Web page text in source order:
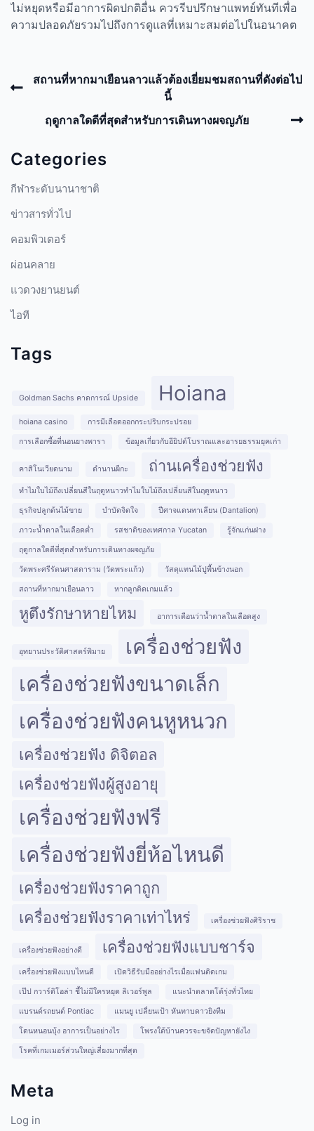
ไม่หยุดหรือมีอาการผิดปกติอื่น ควรรีบปรึกษาแพทย์ทันทีเพื่อ
ความปลอดภัยรวมไปถึงการดูแลที่เหมาะสมต่อไปในอนาคต
Post
Previous
สถานที่หากมาเยือนลาวแล้วต้องเยี่ยมชมสถานที่ดังต่อไป
นี้
ฤดูกาลใดดีที่สุดสำหรับการเดินทางผจญภัย
Categories
กีฬาระดับนานาชาติ
ข่าวสารทั่วไป
คอมพิวเตอร์
ผ่อนคลาย
แวดวงยานยนต์
ไอที
Tags
Goldman Sachs คาดการณ์ Upside Hoiana
hoiana casino การมีเลือดออกกระปริบกระปรอย
การเลือกซื้อที่นอนยางพารา ข้อมูลเกี่ยวกับอียิปต์โบราณและอารยธรรมยุคเก่า
คาสิโนเวียดนาม ตำนานผีกะ ถ่านเครื่องช่วยฟัง
ทำไมใบไม้ถึงเปลี่ยนสีในฤดูหนาวทำไมใบไม้ถึงเปลี่ยนสีในฤดูหนาว
ธุรกิจปลูกต้นไม้ขาย บำบัดจิตใจ ปีศาจแดนทาเลียน (Dantalion)
ภาวะน้ำตาลในเลือดต่ำ รสชาติของเทศกาล Yucatan รู้จักแก่นฝาง
ฤดูกาลใดดีที่สุดสำหรับการเดินทางผจญภัย
วัดพระศรีรัตนศาสดาราม (วัดพระแก้ว) วัสดุแทนไม้ปูพื้นข้างนอก
สถานที่หากมาเยือนลาว หากลูกติดเกมแล้ว
หูตึงรักษาหายไหม อาการเตือนว่าน้ำตาลในเลือดสูง
อุทยานประวัติศาสตร์พิมาย
เครื่องช่วยฟัง
เครื่องช่วยฟังขนาดเล็ก
เครื่องช่วยฟังคนหูหนวก
เครื่องช่วยฟัง ดิจิตอล
เครื่องช่วยฟังผู้สูงอายุ
เครื่องช่วยฟังฟรี
เครื่องช่วยฟังยี่ห้อไหนดี
เครื่องช่วยฟังราคาถูก
เครื่องช่วยฟังราคาเท่าไหร่
เครื่องช่วยฟังศิริราช
เครื่องช่วยฟังอย่างดี เครื่องช่วยฟังแบบชาร์จ
เครื่องช่วยฟังแบบไหนดี เปิดวิธีรับมืออย่างไรเมื่อแฟนติดเกม
เป๊ป กวาร์ดิโอล่า ชี้ไม่มีใครหยุด ลิเวอร์พูล แนะนำตลาดโต้รุ่งทั่วไทย
แบรนด์รถยนต์ Pontiac แมนยู เปลี่ยนเป้า หันทาบดาวยิงทีม
โดนหนอนบุ้ง อาการเป็นอย่างไร โพรงใต้บ้านควรจะขจัดปัญหายังไง
โรคที่เกมเมอร์ส่วนใหญ่เสี่ยงมากที่สุด
Meta
Log in